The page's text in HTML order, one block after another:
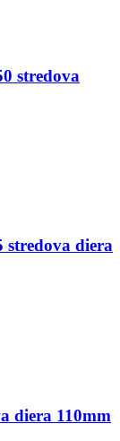
stredova
diera
diera 110mm